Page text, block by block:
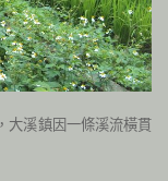
大溪鎮因一條溪流橫貫